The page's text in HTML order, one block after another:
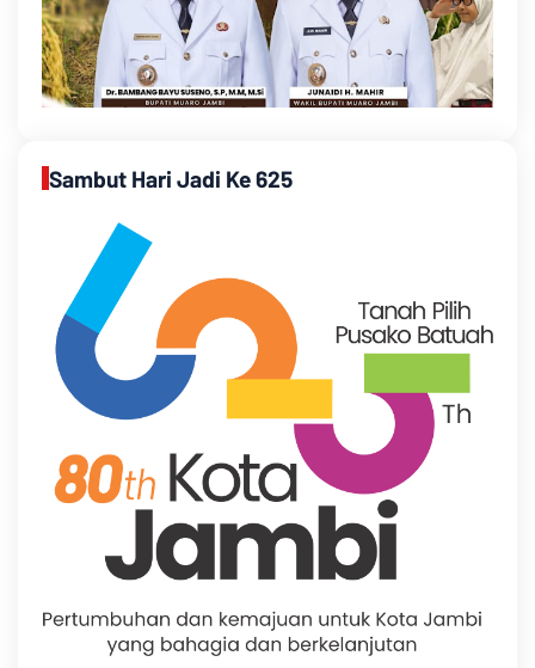
Sambut Hari Jadi Ke 625